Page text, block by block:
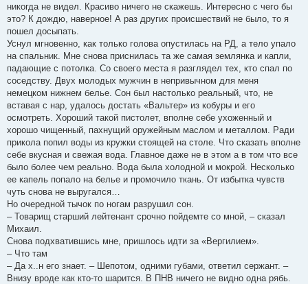
никогда не видел. Красиво ничего не скажешь. Интересно с чего бы
это? К дождю, наверное! А раз других происшествий не было, то я
пошел досыпать.
Уснул мгновенно, как только голова опустилась на РД, а тело упало
на спальник. Мне снова приснилась та же самая землянка и капли,
падающие с потолка. Со своего места я разглядел тех, кто спал по
соседству. Двух молодых мужчин в непривычном для меня
немецком нижнем белье. Сон был настолько реальный, что, не
вставая с нар, удалось достать «Вальтер» из кобуры и его
осмотреть. Хороший такой пистолет, вполне себе ухоженный и
хорошо чищенный, пахнущий оружейным маслом и металлом. Ради
прикола попил воды из кружки стоящей на столе. Что сказать вполне
себе вкусная и свежая вода. Главное даже не в этом а в том что все
было более чем реально. Вода была холодной и мокрой. Несколько
ее капель попало на белье и промочило ткань. От избытка чувств
чуть снова не выругался…
Но очередной тычок по ногам разрушил сон.
– Товарищ старший лейтенант срочно пойдемте со мной, – сказал
Михаил.
Снова подхватившись мне, пришлось идти за «Вергилием».
– Что там
– Да х..н его знает. – Шепотом, одними губами, ответил сержант. –
Внизу вроде как кто-то шарится. В ПНВ ничего не видно одна рябь.